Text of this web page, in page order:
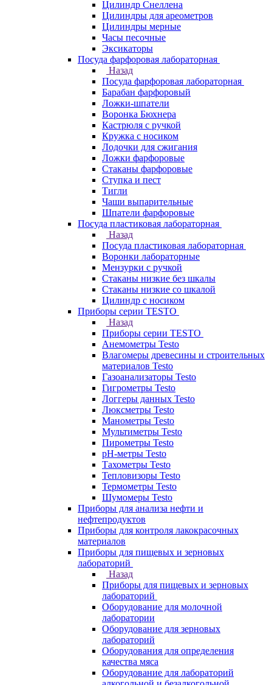
Цилиндр Снеллена
Цилиндры для ареометров
Цилиндры мерные
Часы песочные
Эксикаторы
Посуда фарфоровая лабораторная
Назад
Посуда фарфоровая лабораторная
Барабан фарфоровый
Ложки-шпатели
Воронка Бюхнера
Кастрюля с ручкой
Кружка с носиком
Лодочки для сжигания
Ложки фарфоровые
Стаканы фарфоровые
Ступка и пест
Тигли
Чаши выпарительные
Шпатели фарфоровые
Посуда пластиковая лабораторная
Назад
Посуда пластиковая лабораторная
Воронки лабораторные
Мензурки с ручкой
Стаканы низкие без шкалы
Стаканы низкие со шкалой
Цилиндр с носиком
Приборы серии TESTO
Назад
Приборы серии TESTO
Анемометры Testo
Влагомеры древесины и строительных
материалов Testo
Газоанализаторы Testo
Гигрометры Testo
Логгеры данных Testo
Люксметры Testo
Манометры Testo
Мультиметры Testo
Пирометры Testo
pH-метры Testo
Тахометры Testo
Тепловизоры Testo
Термометры Testo
Шумомеры Testo
Приборы для анализа нефти и
нефтепродуктов
Приборы для контроля лакокрасочных
материалов
Приборы для пищевых и зерновых
лабораторий
Назад
Приборы для пищевых и зерновых
лабораторий
Оборудование для молочной
лаборатории
Оборудование для зерновых
лабораторий
Оборудования для определения
качества мяса
Оборудование для лабораторий